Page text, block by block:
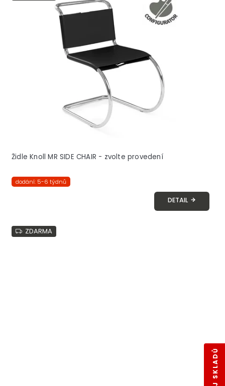
Židle Knoll MR SIDE CHAIR - zvolte provedení
dodání: 5-6 týdnů
DETAIL
ZDARMA